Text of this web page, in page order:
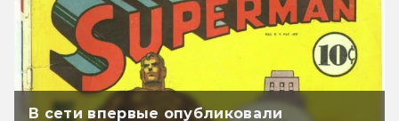
В сети впервые опубликовали